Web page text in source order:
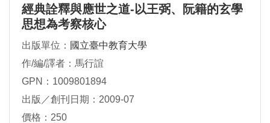
經典詮釋與應世之道-以王弼、阮籍的玄學
思想為考察核心
出版單位： 國立臺中教育大學
作/編/譯者：馬行誼
GPN：1009801894
出版／創刊日期：2009-07
價格：250